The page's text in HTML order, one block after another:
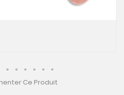
Ce Produit